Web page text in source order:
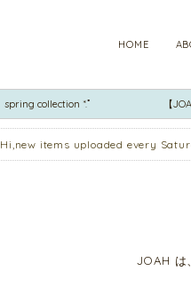
HOME
spring collection *.ﾟ 【
Hi,new items uploaded every
JOAH は